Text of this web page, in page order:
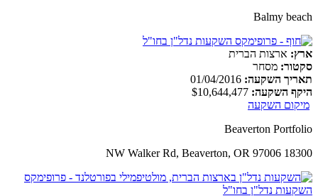
Balmy beach
ארץ: ארצות הברית
סקטור: מסחר
תאריך השקעה:
היקף השקעה:
מיקום השקעה
Beaverton Portfolio
18300 NW Walker Rd, Beaverton, OR 97006